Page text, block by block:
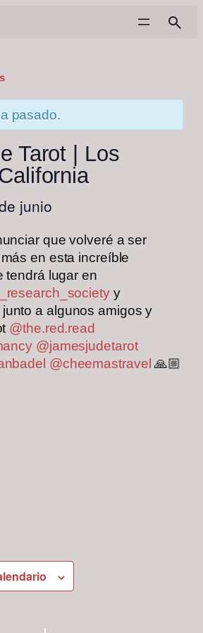
pasado.
Tarot | Los
junio
que volveré a ser
en esta increíble
tendrá lugar en
y
junto a algunos amigos y
@the.red.read
@jamesjudetarot
@cheemastravel 🙏🏼